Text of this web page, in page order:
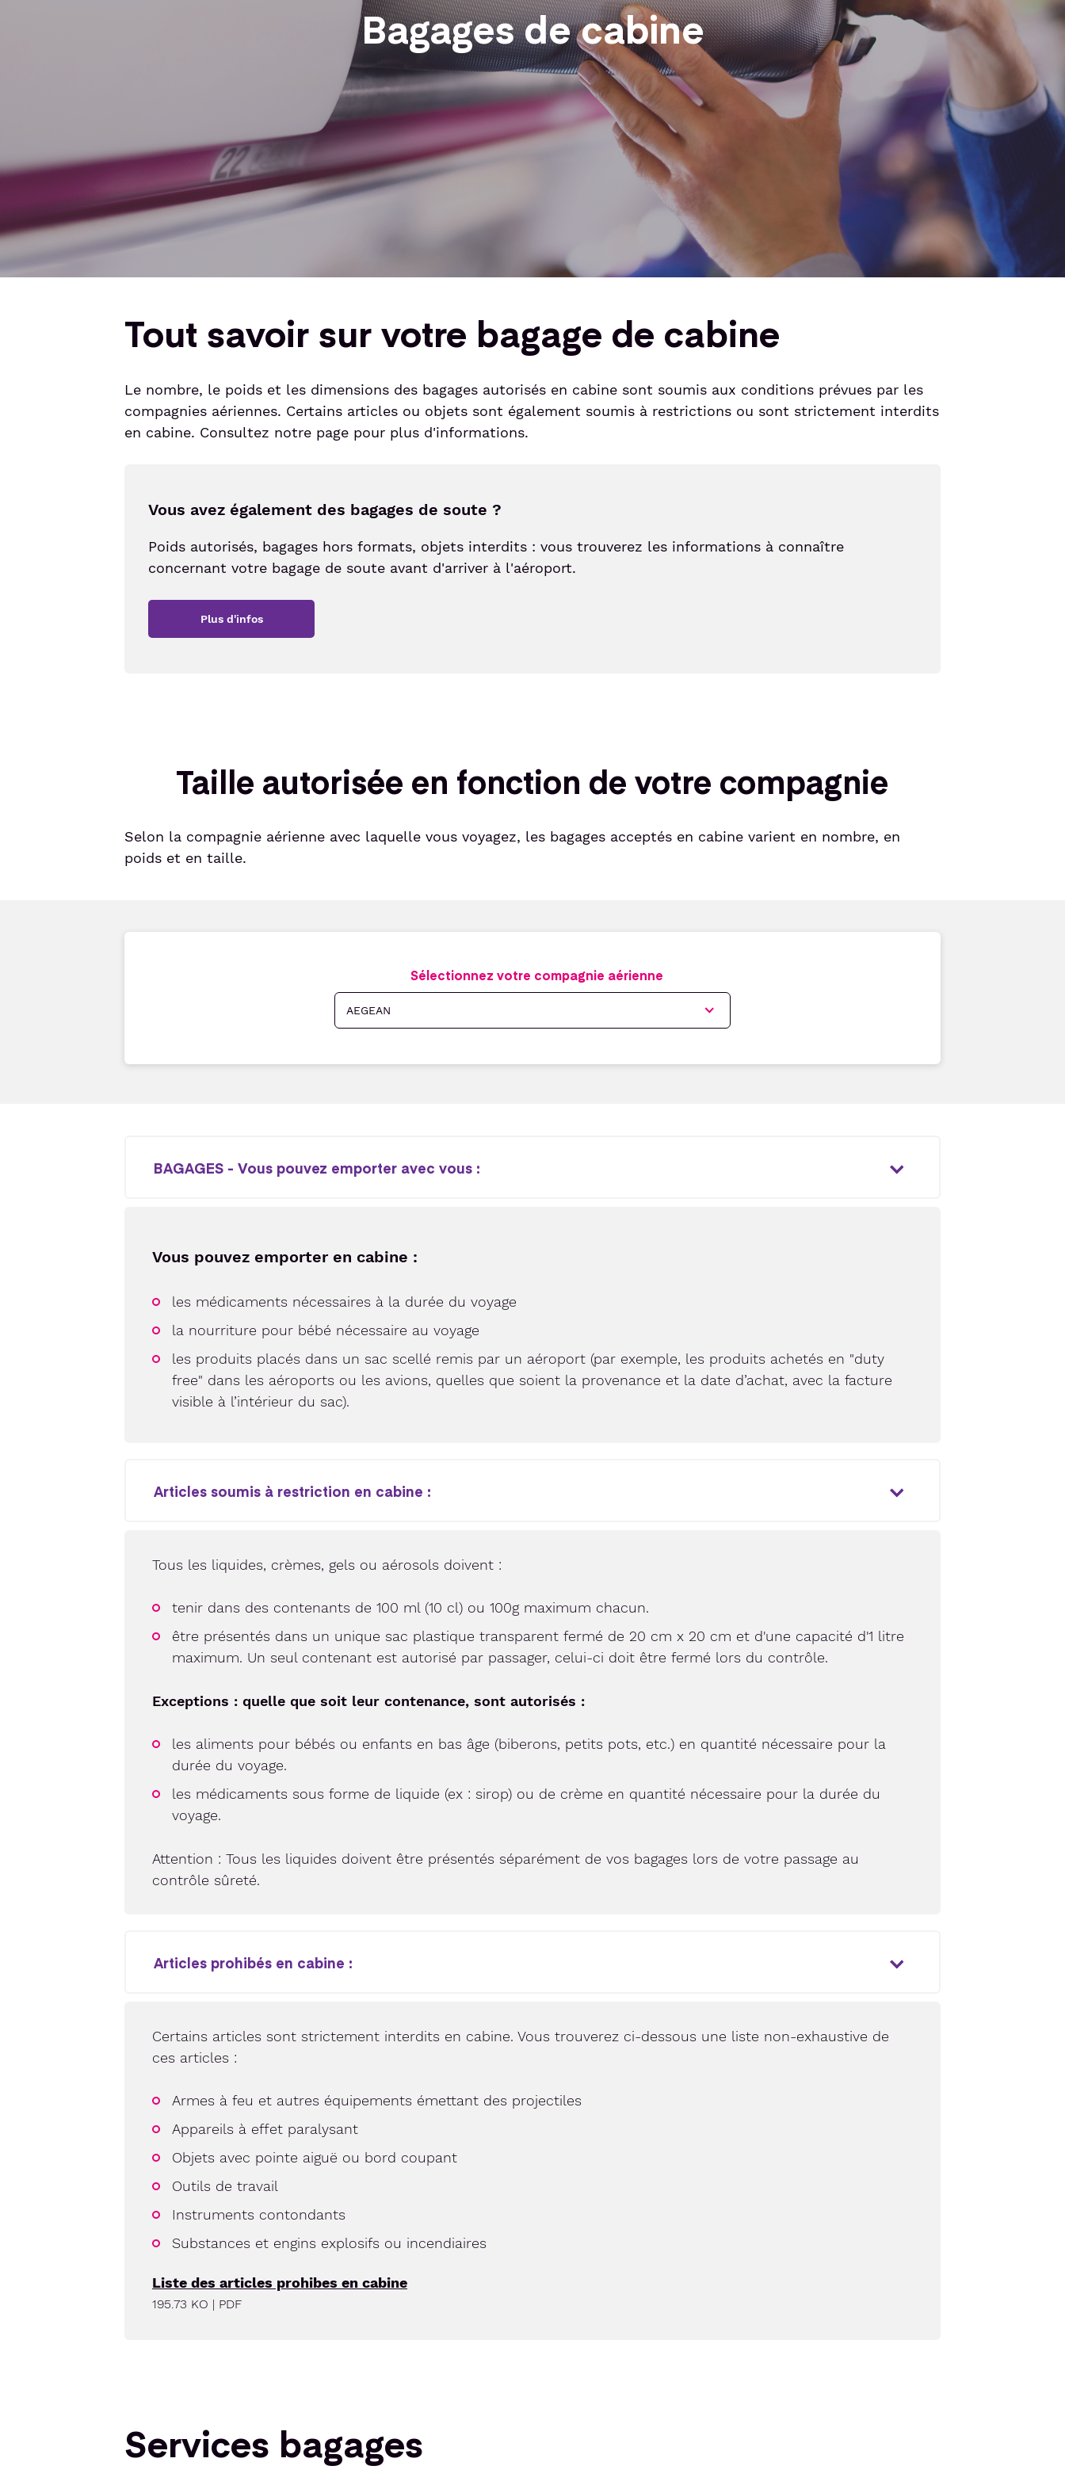
Bagages de cabine
Tout savoir sur votre bagage de cabine
Le nombre, le poids et les dimensions des bagages autorisés en cabine sont soumis aux conditions prévues par les
compagnies aériennes. Certains articles ou objets sont également soumis à restrictions ou sont strictement interdits
en cabine. Consultez notre page pour plus d'informations.
Vous avez également des bagages de soute ?
Poids autorisés, bagages hors formats, objets interdits : vous trouverez les informations à connaître
concernant votre bagage de soute avant d'arriver à l'aéroport.
Plus d'infos
Taille autorisée en fonction de votre compagnie
Selon la compagnie aérienne avec laquelle vous voyagez, les bagages acceptés en cabine varient en nombre, en
poids et en taille.
Sélectionnez votre compagnie aérienne
BAGAGES - Vous pouvez emporter avec vous :
Vous pouvez emporter en cabine :
les médicaments nécessaires à la durée du voyage
la nourriture pour bébé nécessaire au voyage
les produits placés dans un sac scellé remis par un aéroport (par exemple, les produits achetés en "duty
free" dans les aéroports ou les avions, quelles que soient la provenance et la date d’achat, avec la facture
visible à l’intérieur du sac).
Articles soumis à restriction en cabine :
Tous les liquides, crèmes, gels ou aérosols doivent :
tenir dans des contenants de 100 ml (10 cl) ou 100g maximum chacun.
être présentés dans un unique sac plastique transparent fermé de 20 cm x 20 cm et d'une capacité d'1 litre
maximum. Un seul contenant est autorisé par passager, celui-ci doit être fermé lors du contrôle.
Exceptions : quelle que soit leur contenance, sont autorisés :
les aliments pour bébés ou enfants en bas âge (biberons, petits pots, etc.) en quantité nécessaire pour la
durée du voyage.
les médicaments sous forme de liquide (ex : sirop) ou de crème en quantité nécessaire pour la durée du
voyage.
Attention : Tous les liquides doivent être présentés séparément de vos bagages lors de votre passage au
contrôle sûreté.
Articles prohibés en cabine :
Certains articles sont strictement interdits en cabine. Vous trouverez ci-dessous une liste non-exhaustive de
ces articles :
Armes à feu et autres équipements émettant des projectiles
Appareils à effet paralysant
Objets avec pointe aiguë ou bord coupant
Outils de travail
Instruments contondants
Substances et engins explosifs ou incendiaires
Liste des articles prohibes en cabine
195.73 KO | PDF
Services bagages